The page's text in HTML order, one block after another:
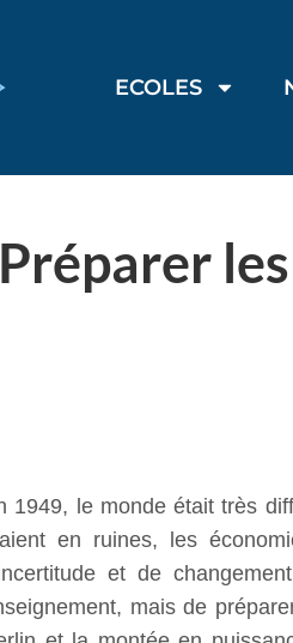
ECOLES
Préparer
1949, le monde était très
en ruines, les
et de
mais de